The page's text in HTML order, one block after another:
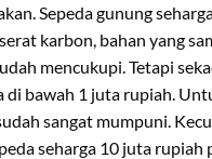
Sepeda gunung
karbon, bahan yang
mencukupi. Tetapi
di bawah 1 juta rupiah.
sangat mumpuni.
seharga 10 juta rupiah